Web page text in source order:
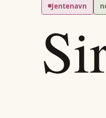
Jentenavn